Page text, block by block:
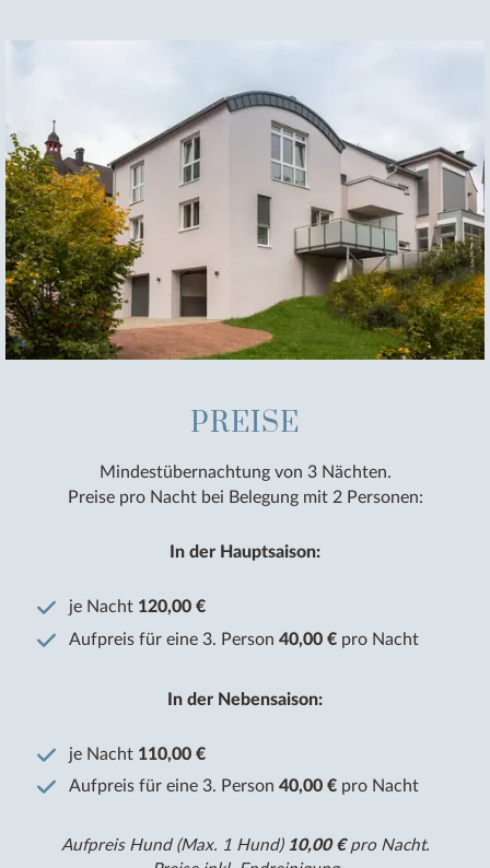
PREISE
Mindestübernachtung von 3 Nächten.
Preise pro Nacht bei Belegung mit 2 Personen:
In der Hauptsaison:
je Nacht 120,00 €
Aufpreis für eine 3. Person40,00 € pro Nacht
In der Nebensaison:
je Nacht 110,00 €
Aufpreis für eine 3. Person40,00 € pro Nacht
Aufpreis Hund (Max. 1 Hund) 10,00 €pro Nacht.